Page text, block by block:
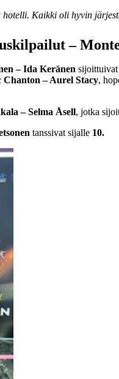
Kaikki oli hyvin
–
– Ida Keränen sijoittuivat
Chanton – Aurel Stacy,
– Selma Åsell, jotka
tanssivat sijalle 10.